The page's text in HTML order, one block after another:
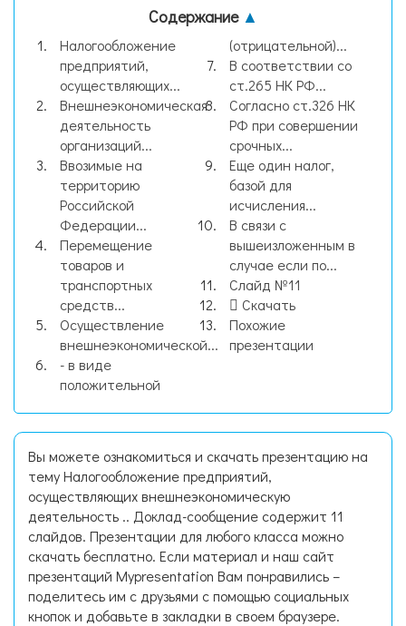
Содержание ▲
Налогообложение
предприятий,
осуществляющих...
Внешнеэкономическая
деятельность
организаций...
Ввозимые на
территорию
Российской
Федерации...
Перемещение
товаров и
транспортных
средств...
Осуществление
внешнеэкономической...
- в виде
положительной
(отрицательной)...
В соответствии со
ст.265 НК РФ...
Согласно ст.326 НК
РФ при совершении
срочных...
Еще один налог,
базой для
исчисления...
В связи с
вышеизложенным в
случае если по...
Слайд №11
Скачать
Похожие
презентации
Вы можете ознакомиться и скачать презентацию на
тему Налогообложение предприятий,
осуществляющих внешнеэкономическую
деятельность .. Доклад-сообщение содержит 11
слайдов. Презентации для любого класса можно
скачать бесплатно. Если материал и наш сайт
презентаций Mypresentation Вам понравились –
поделитесь им с друзьями с помощью социальных
кнопок и добавьте в закладки в своем браузере.